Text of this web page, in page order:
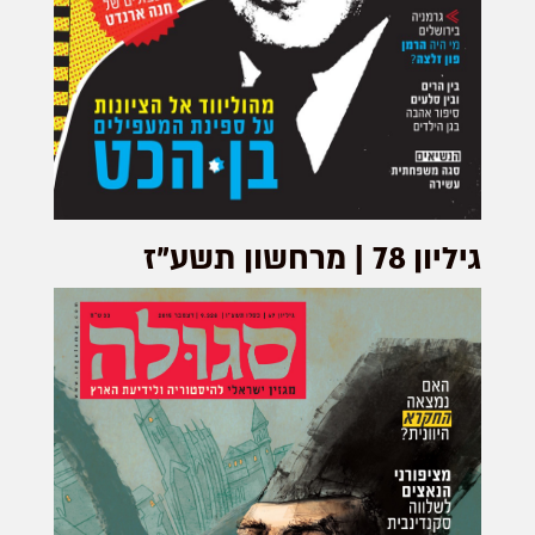
גיליון 78 | מרחשון תשע"ז